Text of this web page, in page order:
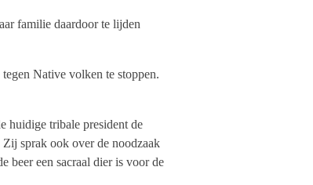
familie daardoor te lijden
Native volken te stoppen.
huidige tribale president de
sprak ook over de noodzaak
beer een sacraal dier is voor de